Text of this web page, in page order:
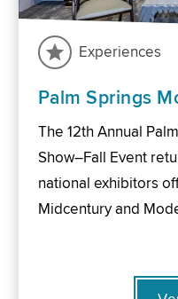
Experiences
Palm Springs
The 12th Annual
Show–Fall Event
national exhibitors
Midcentury and